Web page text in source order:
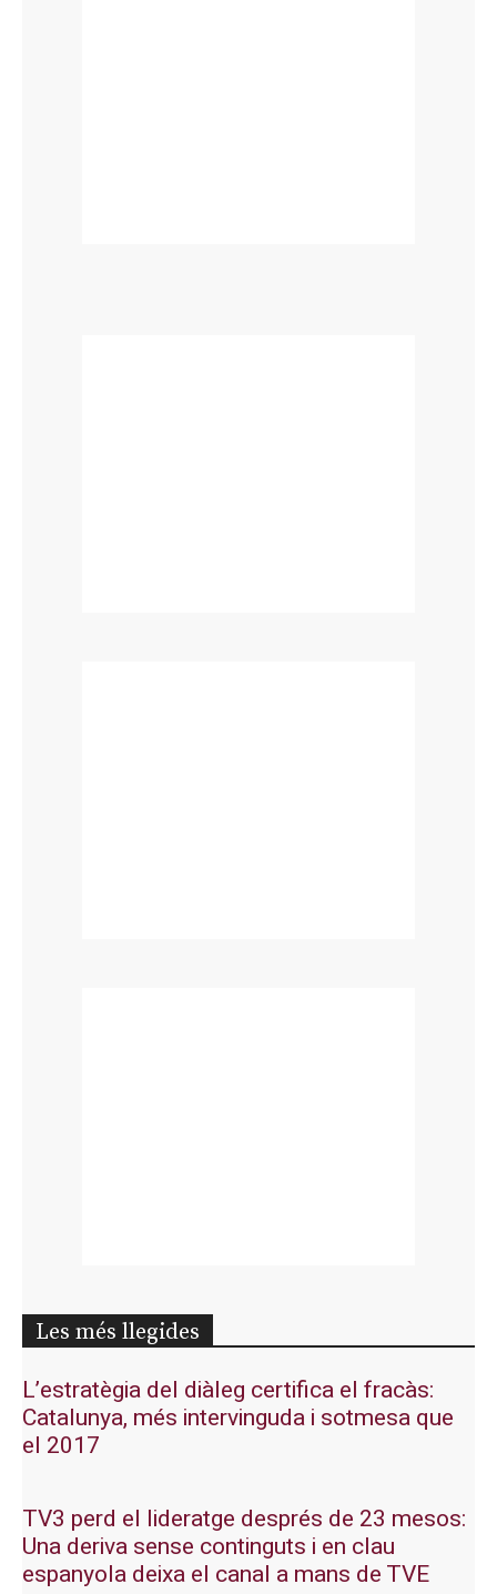
Les més llegides
L’estratègia del diàleg certifica el fracàs:
Catalunya, més intervinguda i sotmesa que
el 2017
TV3 perd el lideratge després de 23 mesos:
Una deriva sense continguts i en clau
espanyola deixa el canal a mans de TVE